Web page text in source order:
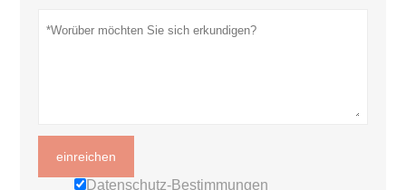
einreichen
Datenschutz-Bestimmungen